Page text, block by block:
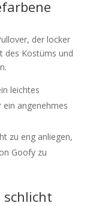
der locker
des Kostüms und
leichtes
ein angenehmes
zu eng anliegen,
Goofy zu
schlicht